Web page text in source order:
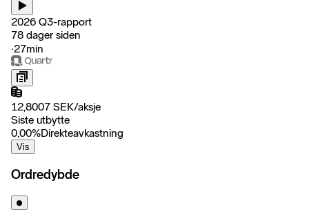
2026 Q3-rapport
78 dager siden
‧27min
12,8007 SEK/aksje
Siste utbytte
0,00%Direkteavkastning
Vis
Ordredybde